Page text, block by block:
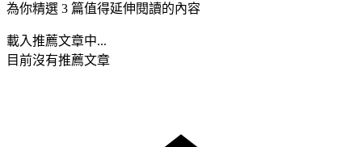
為你精選 3 篇值得延伸閱讀的內容
載入推薦文章中...
目前沒有推薦文章